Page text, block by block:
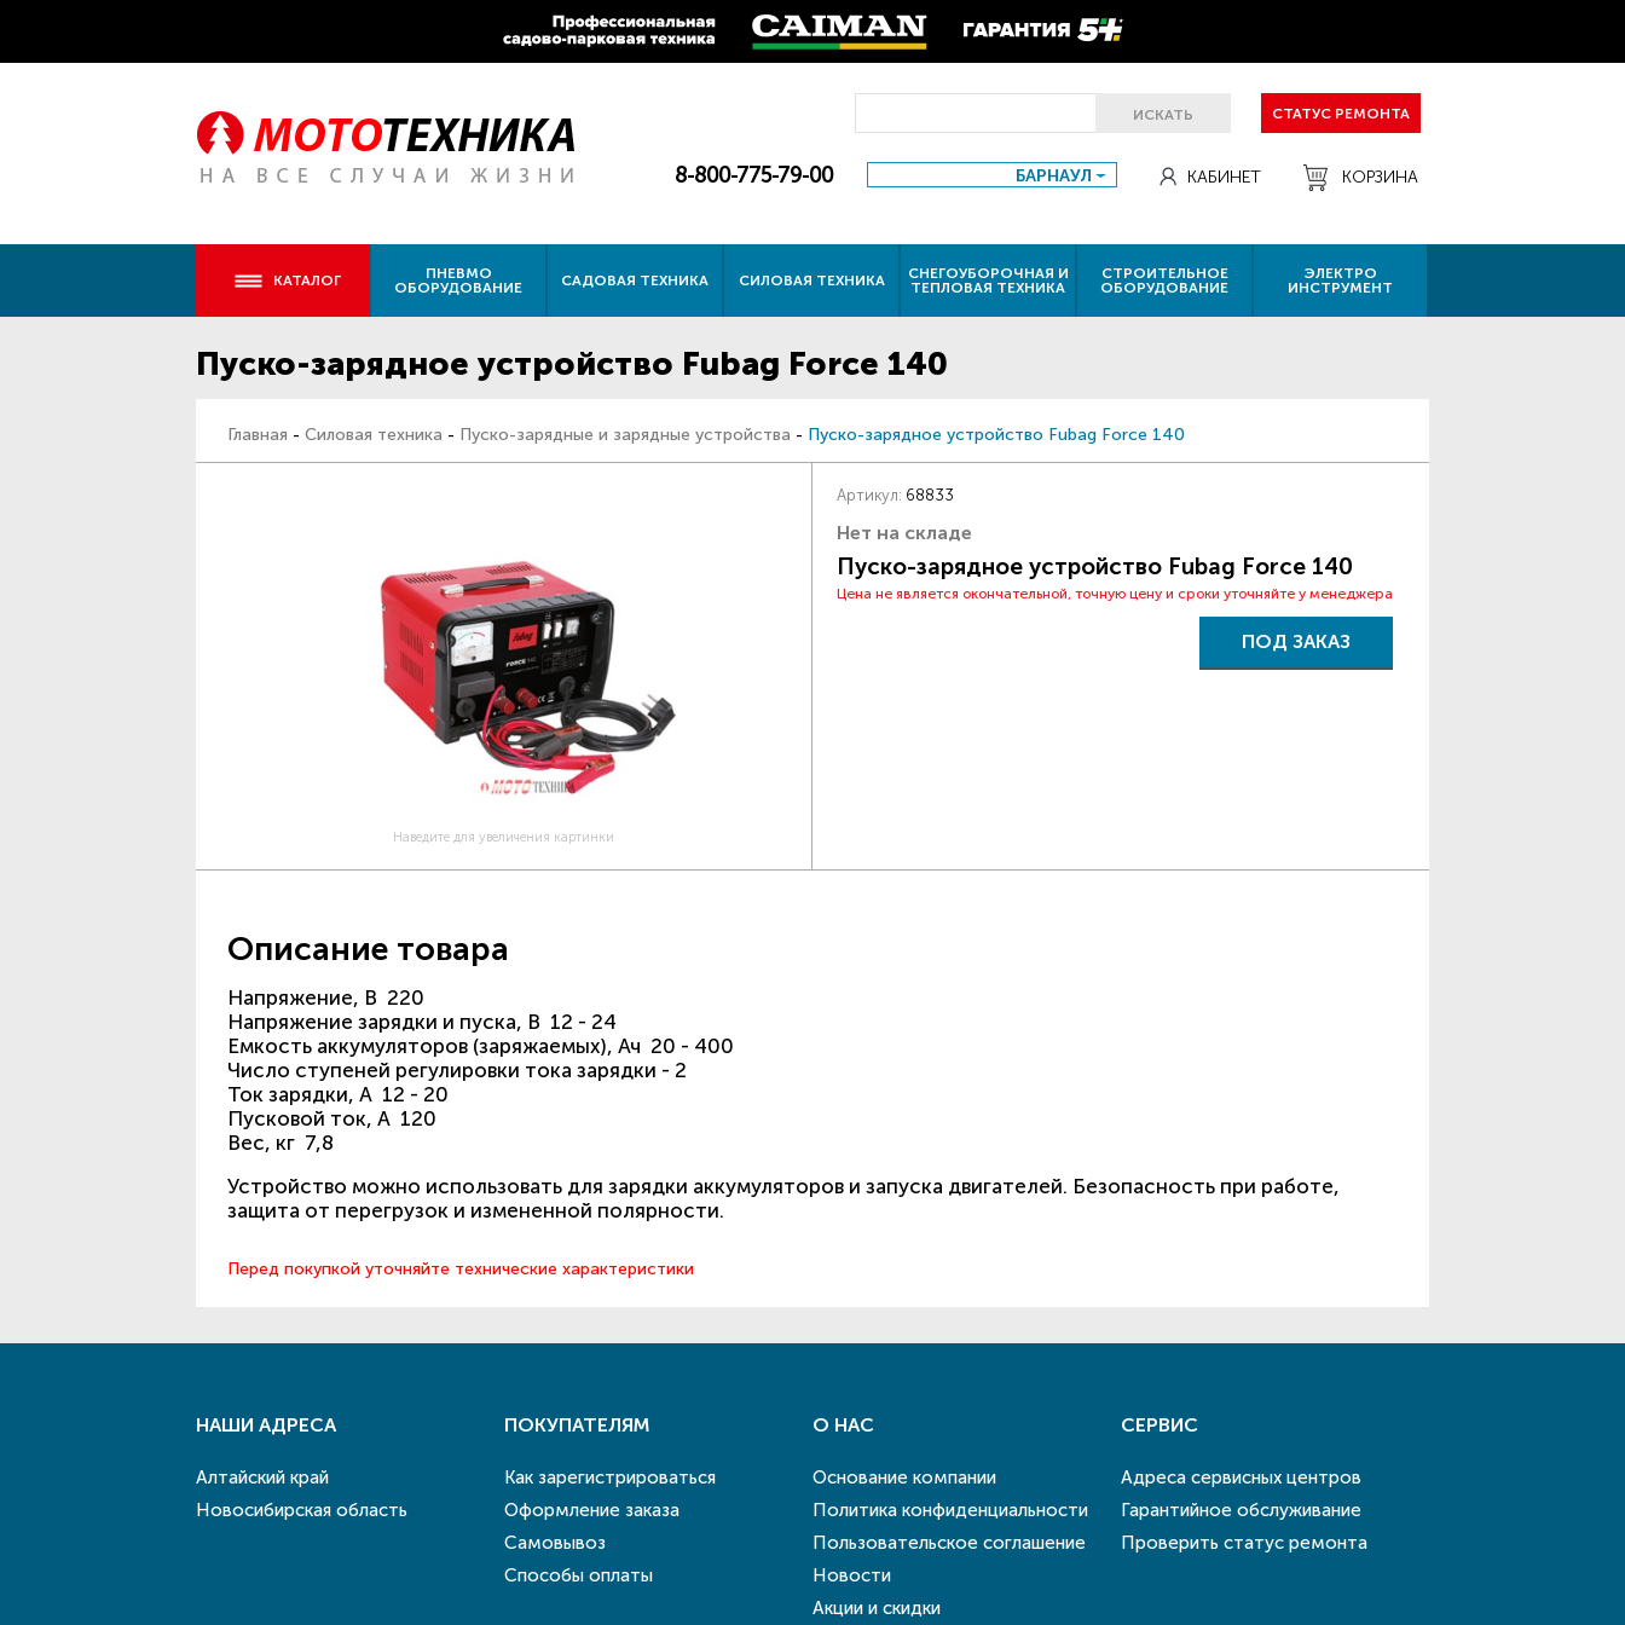
ИСКАТЬ СТАТУС РЕМОНТА
8-800-775-79-00 БАРНАУЛ КАБИНЕТ КОРЗИНА
КАТАЛОГ
ПНЕВМО
ОБОРУДОВАНИЕ
САДОВАЯ ТЕХНИКА СИЛОВАЯ ТЕХНИКА
СНЕГОУБОРОЧНАЯ И
ТЕПЛОВАЯ ТЕХНИКА
СТРОИТЕЛЬНОЕ
ОБОРУДОВАНИЕ
ЭЛЕКТРО
ИНСТРУМЕНТ
Пуско-зарядное устройство Fubag Force 140
Главная - Силовая техника - Пуско-зарядные и зарядные устройства - Пуско-зарядное устройство Fubag Force 140
Наведите для увеличения картинки
Артикул: 68833
Нет на складе
Пуско-зарядное устройство Fubag Force 140
Цена не является окончательной, точную цену и сроки уточняйте у менеджера
ПОД ЗАКАЗ
Описание товара
Напряжение, В 220
Напряжение зарядки и пуска, В 12 - 24
Емкость аккумуляторов (заряжаемых), Ач 20 - 400
Число ступеней регулировки тока зарядки - 2
Ток зарядки, А 12 - 20
Пусковой ток, А 120
Вес, кг 7,8
Устройство можно использовать для зарядки аккумуляторов и запуска двигателей. Безопасность при работе,
защита от перегрузок и измененной полярности.
Перед покупкой уточняйте технические характеристики
НАШИ АДРЕСА
Алтайский край
Новосибирская область
ПОКУПАТЕЛЯМ
Как зарегистрироваться
Оформление заказа
Самовывоз
Способы оплаты
О НАС
Основание компании
Политика конфиденциальности
Пользовательское соглашение
Новости
Акции и скидки
СЕРВИС
Адреса сервисных центров
Гарантийное обслуживание
Проверить статус ремонта